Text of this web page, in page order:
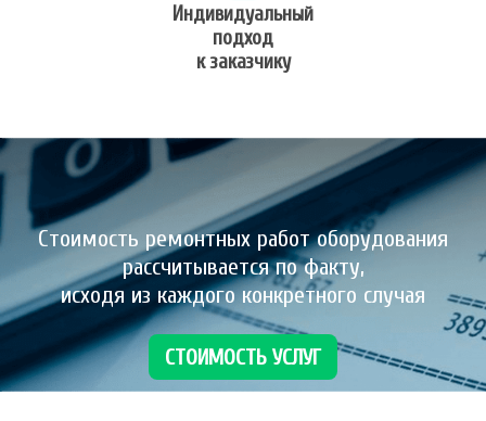
Индивидуальный
подход
к заказчику
Стоимость ремонтных работ оборудования
рассчитывается по факту,
исходя из каждого конкретного случая
СТОИМОСТЬ УСЛУГ